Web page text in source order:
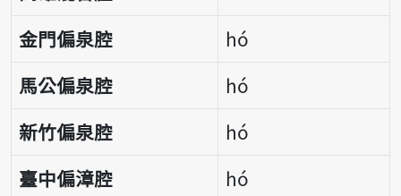
金門偏泉腔
hó
馬公偏泉腔
hó
新竹偏泉腔
hó
臺中偏漳腔
hó